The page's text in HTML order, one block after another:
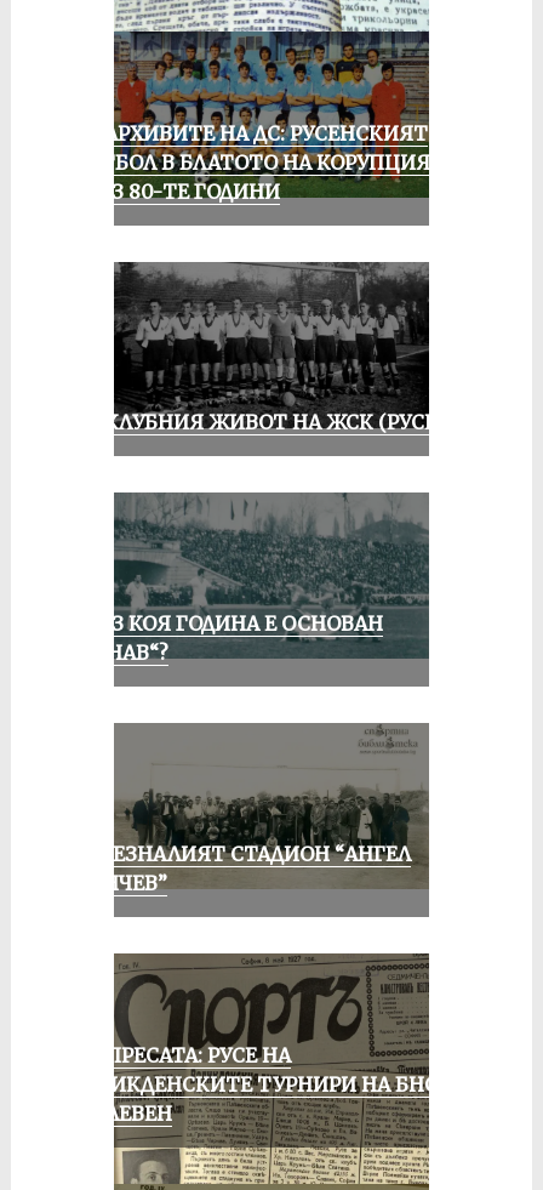
ИЗ АРХИВИТЕ НА ДС: РУСЕНСКИЯТ
ФУТБОЛ В БЛАТОТО НА КОРУПЦИЯТА
ПРЕЗ 80-ТЕ ГОДИНИ
ИЗ КЛУБНИЯ ЖИВОТ НА ЖСК (РУСЕ)
ПРЕЗ КОЯ ГОДИНА Е ОСНОВАН
„ДУНАВ“?
ИЗЧЕЗНАЛИЯТ СТАДИОН “АНГЕЛ
КЪНЧЕВ”
ОТ ПРЕСАТА: РУСЕ НА
ВЕЛИКДЕНСКИТЕ ТУРНИРИ НА БНСФ
В ПЛЕВЕН